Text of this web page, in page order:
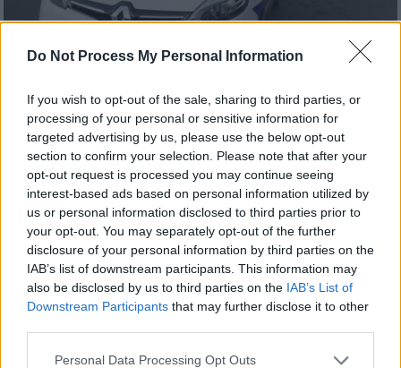
Do Not Process My Personal Information
If you wish to opt-out of the sale, sharing to third parties, or
processing of your personal or sensitive information for
targeted advertising by us, please use the below opt-out
section to confirm your selection. Please note that after your
opt-out request is processed you may continue seeing
interest-based ads based on personal information utilized by
us or personal information disclosed to third parties prior to
your opt-out. You may separately opt-out of the further
disclosure of your personal information by third parties on the
IAB’s list of downstream participants. This information may
also be disclosed by us to third parties on the IAB’s List of
Downstream Participants that may further disclose it to other
Please note that this website/app uses one or more Google
Personal Data Processing Opt Outs
Φρίκη στη Γαλλία: Ζευγάρι κρατούσε
αιχμάλωτη 45χρονη για 5 χρόνια – Πώς
κατάφερε να αποδράσει
Της έδιναν να φάει απορρυπαντικό